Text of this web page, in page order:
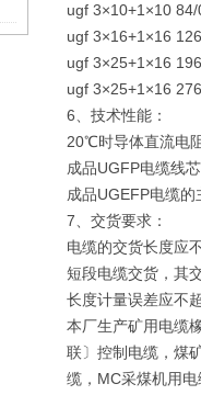
ugf 3×10+1×10
ugf 3×16+1×16
ugf 3×25+1×16
ugf 3×25+1×16
6、技术性能：
20℃时导体直流电
成品UGFP电缆线
成品UGEFP电缆
7、交货要求：
电缆的交货长度应
短段电缆交货，其
长度计量误差应不
本厂生产矿用电缆
联〕控制电缆，煤
缆，MC采煤机用